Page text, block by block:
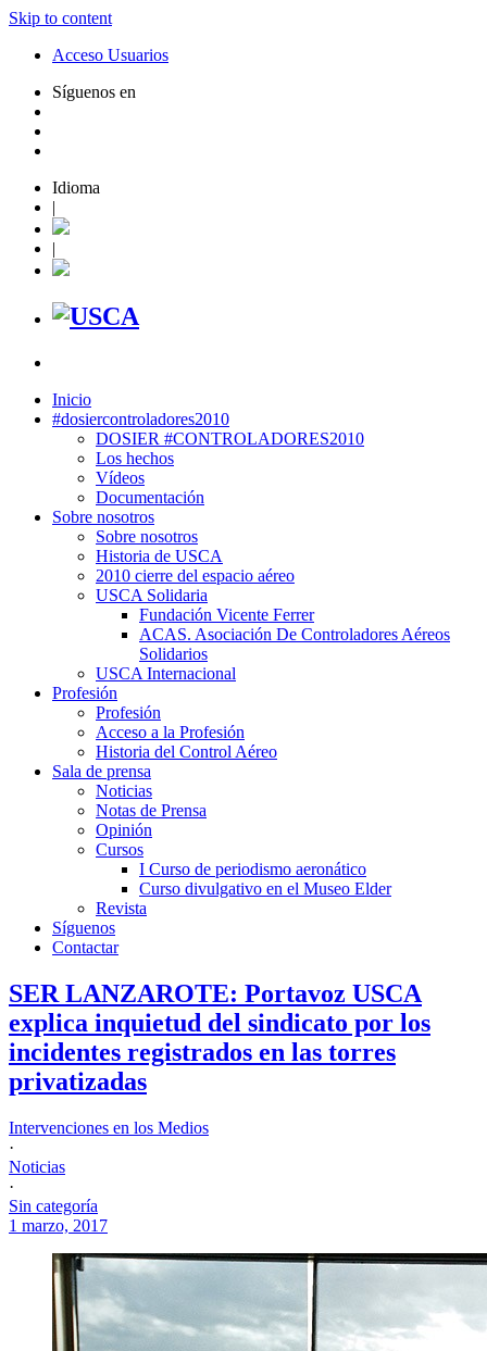
Skip to content
Acceso Usuarios
Síguenos en
Idioma
|
|
Inicio
#dosiercontroladores2010
DOSIER #CONTROLADORES2010
Los hechos
Vídeos
Documentación
Sobre nosotros
Sobre nosotros
Historia de USCA
2010 cierre del espacio aéreo
USCA Solidaria
Fundación Vicente Ferrer
ACAS. Asociación De Controladores Aéreos
Solidarios
USCA Internacional
Profesión
Profesión
Acceso a la Profesión
Historia del Control Aéreo
Sala de prensa
Noticias
Notas de Prensa
Opinión
Cursos
I Curso de periodismo aeronático
Curso divulgativo en el Museo Elder
Revista
Síguenos
Contactar
SER LANZAROTE: Portavoz USCA
explica inquietud del sindicato por los
incidentes registrados en las torres
privatizadas
Intervenciones en los Medios
·
Noticias
·
Sin categoría
1 marzo, 2017